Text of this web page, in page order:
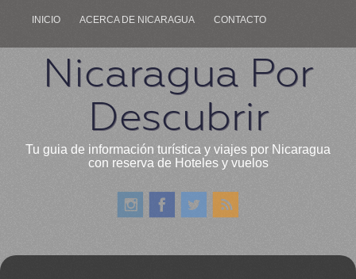
INICIO ACERCA DE NICARAGUA CONTACTO
Nicaragua Por
Descubrir
Tu guia de información turística y viajes por Nicaragua
con reserva de Hoteles y vuelos